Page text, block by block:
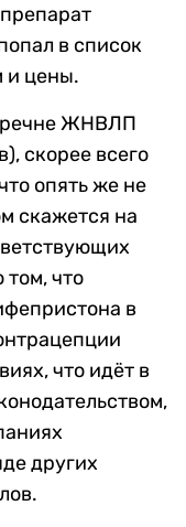
в список
и цены.
ЖНВЛП
скорее всего
опять же не
скажется на
что
в
что идёт в
других